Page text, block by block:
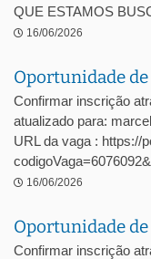
QUE ESTAMOS
16/06/2026
Oportunidade
Confirmar inscrição
atualizado para:
URL da vaga : https://
16/06/2026
Oportunidade de
Confirmar inscrição